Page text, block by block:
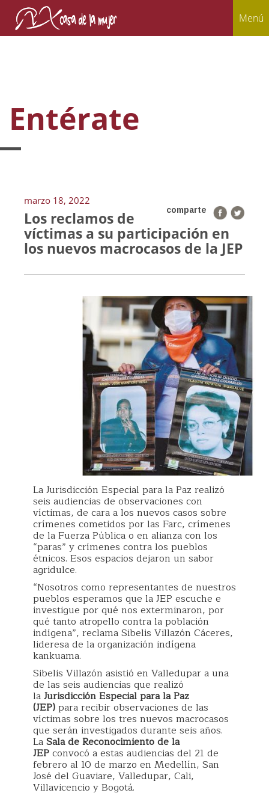
Menú
Entérate
marzo 18, 2022
comparte
Los reclamos de
víctimas a su participación en
los nuevos macrocasos de la JEP
La Jurisdicción Especial para la Paz realizó
seis audiencias de observaciones con
víctimas, de cara a los nuevos casos sobre
crímenes cometidos por las Farc, crímenes
de la Fuerza Pública o en alianza con los
“paras” y crímenes contra los pueblos
étnicos. Esos espacios dejaron un sabor
agridulce.
“Nosotros como representantes de nuestros
pueblos esperamos que la JEP escuche e
investigue por qué nos exterminaron, por
qué tanto atropello contra la población
indígena”, reclama Sibelis Villazón Cáceres,
lideresa de la organización indígena
kankuama.
Sibelis Villazón asistió en Valledupar a una
de las seis audiencias que realizó
laJurisdicción Especial para la Paz
(JEP)para recibir observaciones de las
víctimas sobre los tres nuevos macrocasos
que serán investigados durante seis años.
LaSala de Reconocimiento de la
JEPconvocó a estas audiencias del 21 de
febrero al 10 de marzo en Medellín, San
José del Guaviare, Valledupar, Cali,
Villavicencio y Bogotá.